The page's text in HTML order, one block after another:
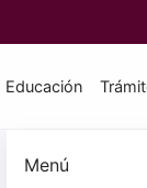
Educación
Menú